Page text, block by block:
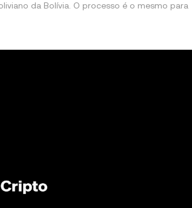
da Bolívia. O processo é o mesmo para